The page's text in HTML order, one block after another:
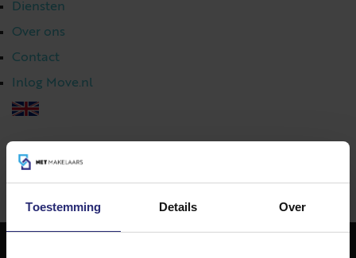
Toestemming Details Over
Diensten
Over ons
Contact
Inlog Move.nl
023 303 54 44